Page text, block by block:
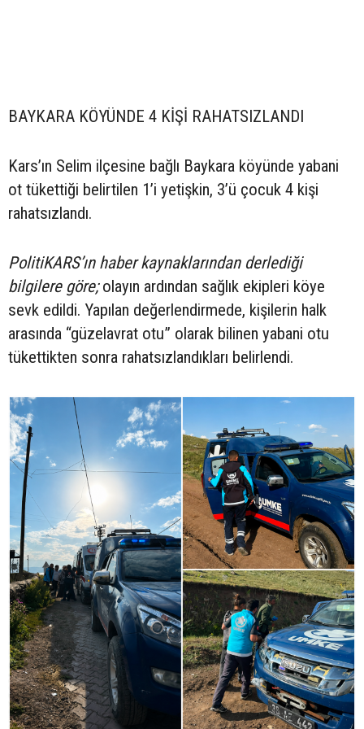
BAYKARA KÖYÜNDE 4 KİŞİ RAHATSIZLANDI
Kars’ın Selim ilçesine bağlı Baykara köyünde yabani
ot tükettiği belirtilen 1’i yetişkin, 3’ü çocuk 4 kişi
rahatsızlandı.
PolitiKARS’ın haber kaynaklarından derlediği
bilgilere göre;olayın ardından sağlık ekipleri köye
sevk edildi. Yapılan değerlendirmede, kişilerin halk
arasında “güzelavrat otu” olarak bilinen yabani otu
tükettikten sonra rahatsızlandıkları belirlendi.